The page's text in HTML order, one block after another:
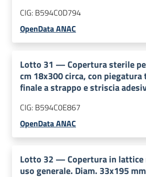
CIG: B594C0D794
OpenData ANAC
Lotto 31 —Copertura sterile
cm 18x300 circa, con piegatura
finale a strappo e striscia
CIG: B594C0E867
OpenData ANAC
Lotto 32 —Copertura in
uso generale. Diam. 33x195